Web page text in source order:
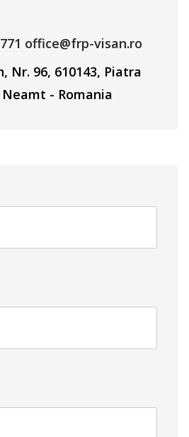
office@frp-visan.ro
Nr. 96, 610143, Piatra
- Romania